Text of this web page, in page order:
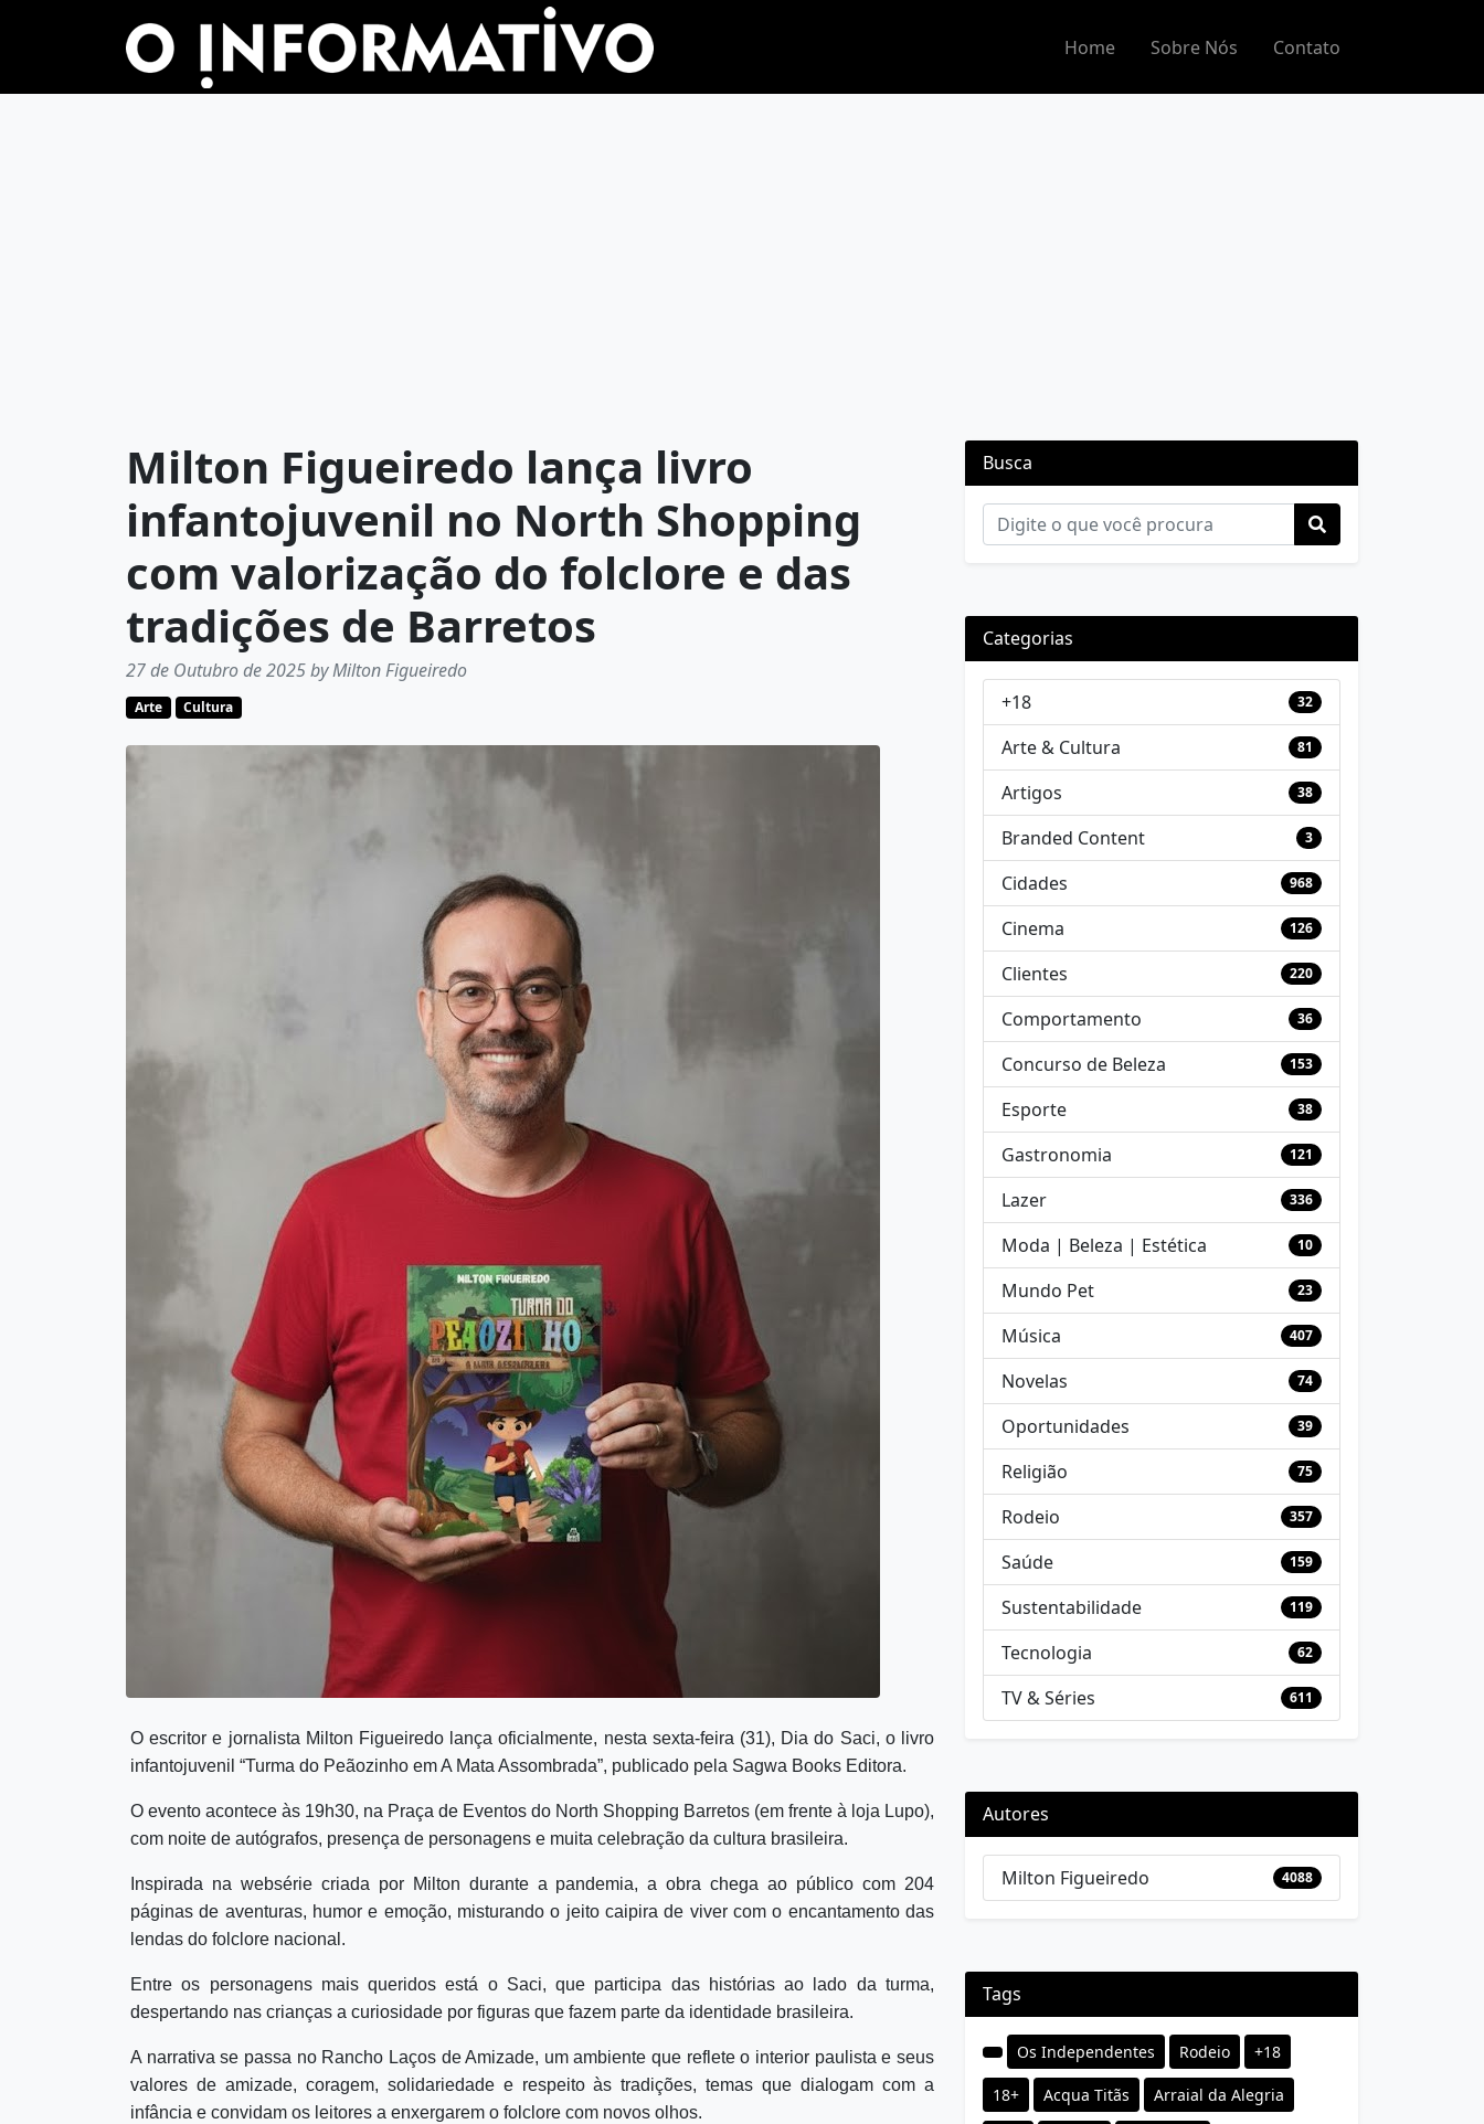
Home Sobre Nós Contato
Milton Figueiredo lança livro
infantojuvenil no North Shopping
com valorização do folclore e das
tradições de Barretos
27 de Outubro de 2025 by Milton Figueiredo
Arte Cultura
O escritor e jornalista Milton Figueiredo lança oficialmente, nesta sexta-feira (31), Dia do Saci, o livro
infantojuvenil “Turma do Peãozinho em A Mata Assombrada”, publicado pela Sagwa Books Editora.
O evento acontece às 19h30, na Praça de Eventos do North Shopping Barretos (em frente à loja Lupo),
com noite de autógrafos, presença de personagens e muita celebração da cultura brasileira.
Inspirada na websérie criada por Milton durante a pandemia, a obra chega ao público com 204
páginas de aventuras, humor e emoção, misturando o jeito caipira de viver com o encantamento das
lendas do folclore nacional.
Entre os personagens mais queridos está o Saci, que participa das histórias ao lado da turma,
despertando nas crianças a curiosidade por figuras que fazem parte da identidade brasileira.
A narrativa se passa no Rancho Laços de Amizade, um ambiente que reflete o interior paulista e seus
valores de amizade, coragem, solidariedade e respeito às tradições, temas que dialogam com a
infância e convidam os leitores a enxergarem o folclore com novos olhos.
Busca
Categorias
+18 32
Arte & Cultura 81
Artigos 38
Branded Content 3
Cidades 968
Cinema 126
Clientes 220
Comportamento 36
Concurso de Beleza 153
Esporte 38
Gastronomia 121
Lazer 336
Moda | Beleza | Estética 10
Mundo Pet 23
Música 407
Novelas 74
Oportunidades 39
Religião 75
Rodeio 357
Saúde 159
Sustentabilidade 119
Tecnologia 62
TV & Séries 611
Autores
Milton Figueiredo 4088
Tags
Os Independentes Rodeio +18
18+ Acqua Titãs Arraial da Alegria